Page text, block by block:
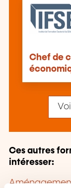
Chef de
Ces autres
intéresser: